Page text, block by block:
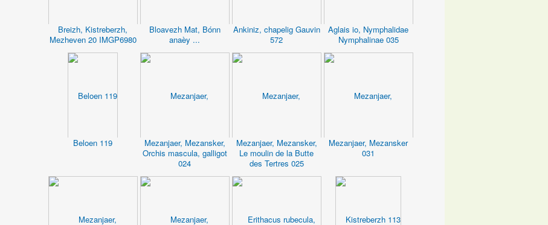
Breizh, Kistreberzh,
Mezheven 20 IMGP6980
Bloavezh Mat, Bónn
anaèy ...
Ankiniz, chapelig Gauvin
572
Aglais io, Nymphalidae
Nymphalinae 035
Beloen 119
Mezanjaer, Mezansker,
Orchis mascula, galligot
024
Mezanjaer, Mezansker,
Le moulin de la Butte
des Tertres 025
Mezanjaer, Mezansker
031